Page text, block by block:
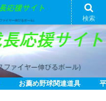
お薦め野球関連道具
検索